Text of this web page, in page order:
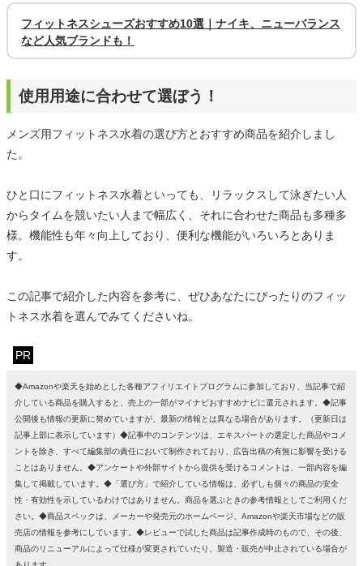
フィットネスシューズおすすめ10選｜ナイキ、ニューバランス
など人気ブランドも！
使用用途に合わせて選ぼう！
メンズ用フィットネス水着の選び方とおすすめ商品を紹介しまし
た。
ひと口にフィットネス水着といっても、リラックスして泳ぎたい人
からタイムを競いたい人まで幅広く、それに合わせた商品も多種多
様。機能性も年々向上しており、便利な機能がいろいろとありま
す。
この記事で紹介した内容を参考に、ぜひあなたにぴったりのフィッ
トネス水着を選んでみてくださいね。
PR
◆Amazonや楽天を始めとした各種アフィリエイトプログラムに参加しており、当記事で紹
介している商品を購入すると、売上の一部がマイナビおすすめナビに還元されます。◆記事
公開後も情報の更新に努めていますが、最新の情報とは異なる場合があります。（更新日は
記事上部に表示しています）◆記事中のコンテンツは、エキスパートの選定した商品やコメ
ントを除き、すべて編集部の責任において制作されており、広告出稿の有無に影響を受ける
ことはありません。◆アンケートや外部サイトから提供を受けるコメントは、一部内容を編
集して掲載しています。◆「選び方」で紹介している情報は、必ずしも個々の商品の安全
性・有効性を示しているわけではありません。商品を選ぶときの参考情報としてご利用くだ
さい。◆商品スペックは、メーカーや発売元のホームページ、Amazonや楽天市場などの販
売店の情報を参考にしています。◆レビューで試した商品は記事作成時のもので、その後、
商品のリニューアルによって仕様が変更されていたり、製造・販売が中止されている場合が